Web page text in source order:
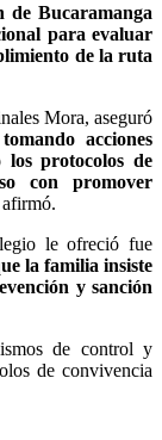
de Bucaramanga
para evaluar
de la ruta
Mora, aseguró
acciones
protocolos de
con promover
afirmó.
le ofreció fue
la familia insiste
y sanción
de control y
de convivencia